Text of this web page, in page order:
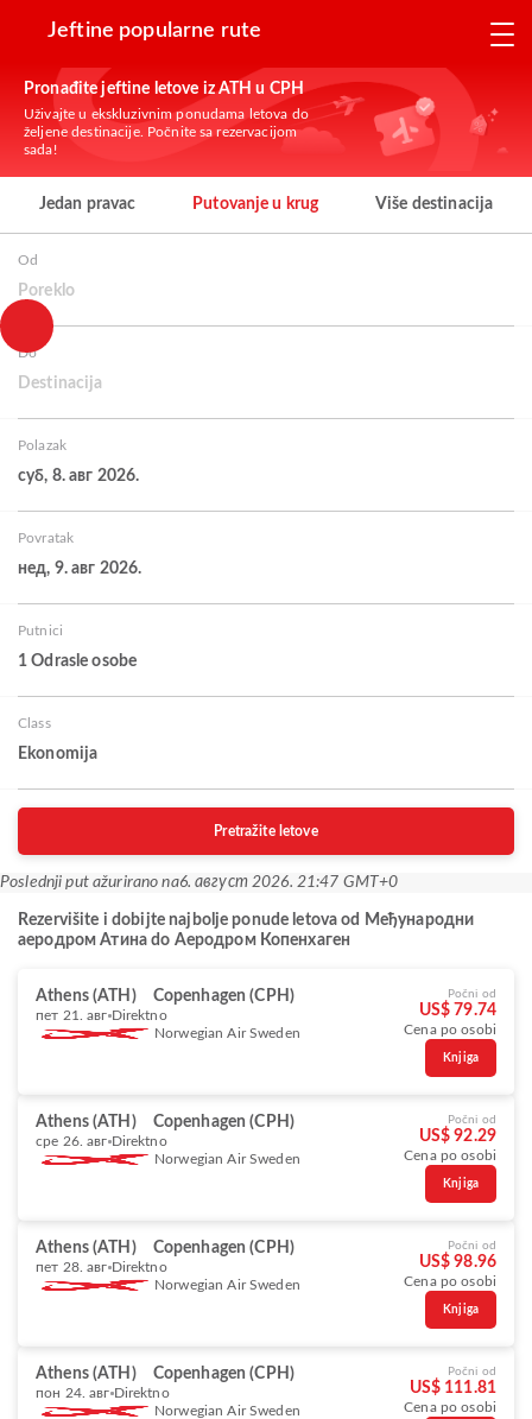
Jeftine popularne rute
Pronađite jeftine letove iz ATH u CPH
Uživajte u ekskluzivnim ponudama letova do
željene destinacije. Počnite sa rezervacijom
sada!
Jedan pravac Putovanje u krug Više destinacija
Od
Poreklo
Do
Destinacija
Polazak
суб, 8. авг 2026.
Povratak
нед, 9. авг 2026.
Putnici
1 Odrasle osobe
Class
Ekonomija
Pretražite letove
Poslednji put ažurirano na6. август 2026. 21:47 GMT+0
Rezervišite i dobijte najbolje ponude letova od Међународни
аеродром Атина do Аеродром Копенхаген
Athens (ATH) Copenhagen (CPH)
пет 21. авг Direktno
Norwegian Air Sweden
Počni od
US$ 79.74
Cena po osobi
Knjiga
Athens (ATH) Copenhagen (CPH)
сре 26. авг Direktno
Norwegian Air Sweden
Počni od
US$ 92.29
Cena po osobi
Knjiga
Athens (ATH) Copenhagen (CPH)
пет 28. авг Direktno
Norwegian Air Sweden
Počni od
US$ 98.96
Cena po osobi
Knjiga
Athens (ATH) Copenhagen (CPH)
пон 24. авг Direktno
Norwegian Air Sweden
Počni od
US$ 111.81
Cena po osobi